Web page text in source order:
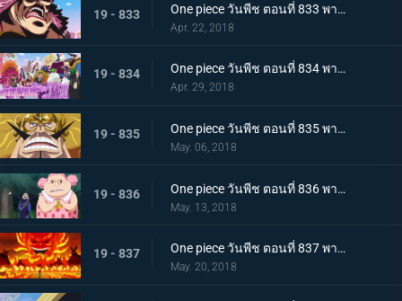
19 - 833 One piece วันพีช ตอนที่ 833 พากย์ไทย คืนจอกเหล้าสาบาน การชดใช้ของลูกผู้ชายจินเบ
Apr. 22, 2018
19 - 834 One piece วันพีช ตอนที่ 834 พากย์ไทย แผนการล้มเหลว ? การโต้กลับของกลุ่มโจรสลัดบิ๊กมัม
Apr. 29, 2018
19 - 835 One piece วันพีช ตอนที่ 835 พากย์ไทย วิ่งไปเลยซันจิ SOS! เจอร์ม่า 66
May. 06, 2018
19 - 836 One piece วันพีช ตอนที่ 836 พากย์ไทย ความลับของมัม เอลบัฟและสัตว์ประหลาดตัวน้อย
May. 13, 2018
19 - 837 One piece วันพีช ตอนที่ 837 พากย์ไทย วันเกิดของมัม และวันที่คาราเมลหายไป
May. 20, 2018